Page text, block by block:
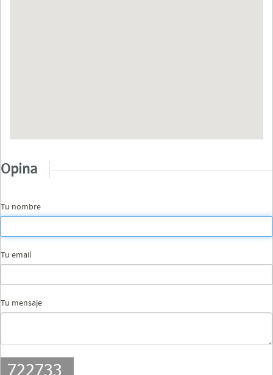
Opina
Tu nombre
Tu email
Tu mensaje